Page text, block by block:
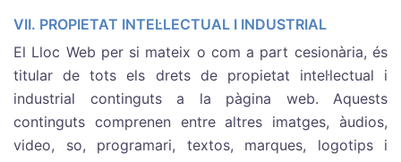
VII. PROPIETAT INTEL·LECTUAL I INDUSTRIAL
El Lloc Web per si mateix o com a part cesionària, és
titular de tots els drets de propietat intel·lectual i
industrial continguts a la pàgina web. Aquests
continguts comprenen entre altres imatges, àudios,
video, so, programari, textos, marques, logotips i